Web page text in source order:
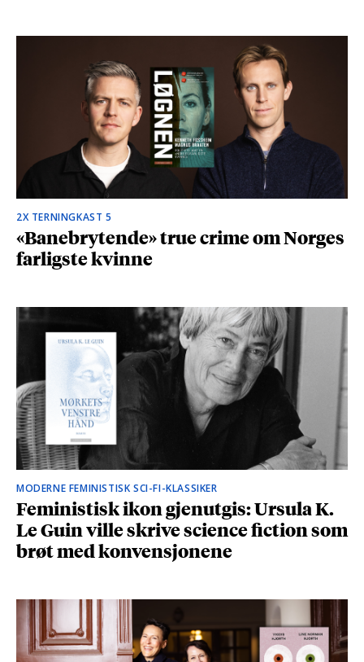
2X TERNINGKAST 5
«Banebrytende» true crime om Norges
farligste kvinne
MODERNE FEMINISTISK SCI-FI-KLASSIKER
Feministisk ikon gjenutgis: Ursula K.
Le Guin ville skrive science fiction som
brøt med konvensjonene